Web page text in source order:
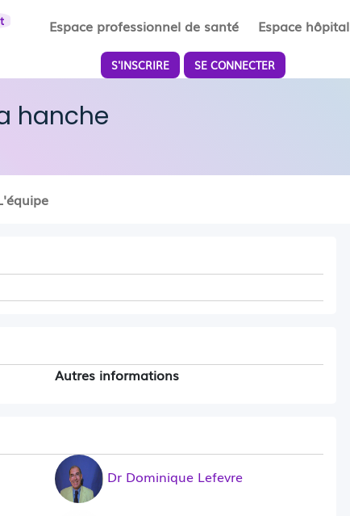
Espace professionnel de santé Espace hôpital
S'INSCRIRE SE CONNECTER
hanche
Autres informations
Dr Dominique Lefevre